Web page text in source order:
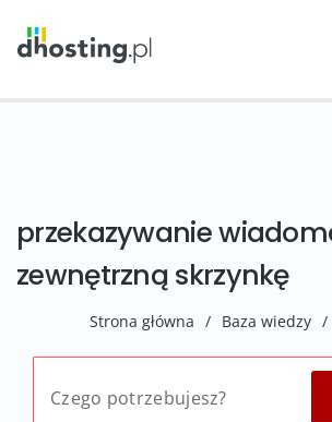
przekazywanie
zewnętrzną skrzynkę
Strona główna / Baza wiedzy /